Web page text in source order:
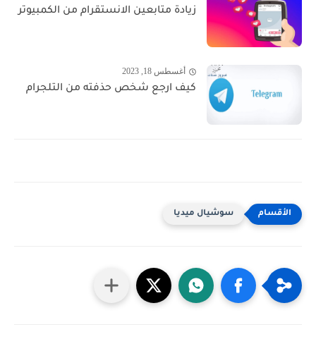
زيادة متابعين الانستقرام من الكمبيوتر
أغسطس 18, 2023
كيف ارجع شخص حذفته من التلجرام
سوشيال ميديا